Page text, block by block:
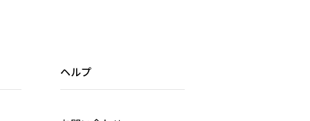
ヘルプ